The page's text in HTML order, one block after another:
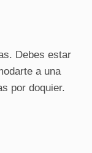
Debes estar
a una
por doquier.